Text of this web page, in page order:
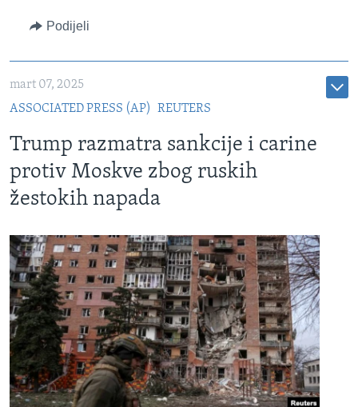
Podijeli
mart 07, 2025
ASSOCIATED PRESS (AP)
REUTERS
Trump razmatra sankcije i carine
protiv Moskve zbog ruskih
žestokih napada